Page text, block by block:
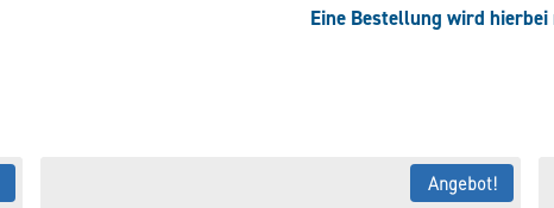
Eine Bestellung wird
Angebot!